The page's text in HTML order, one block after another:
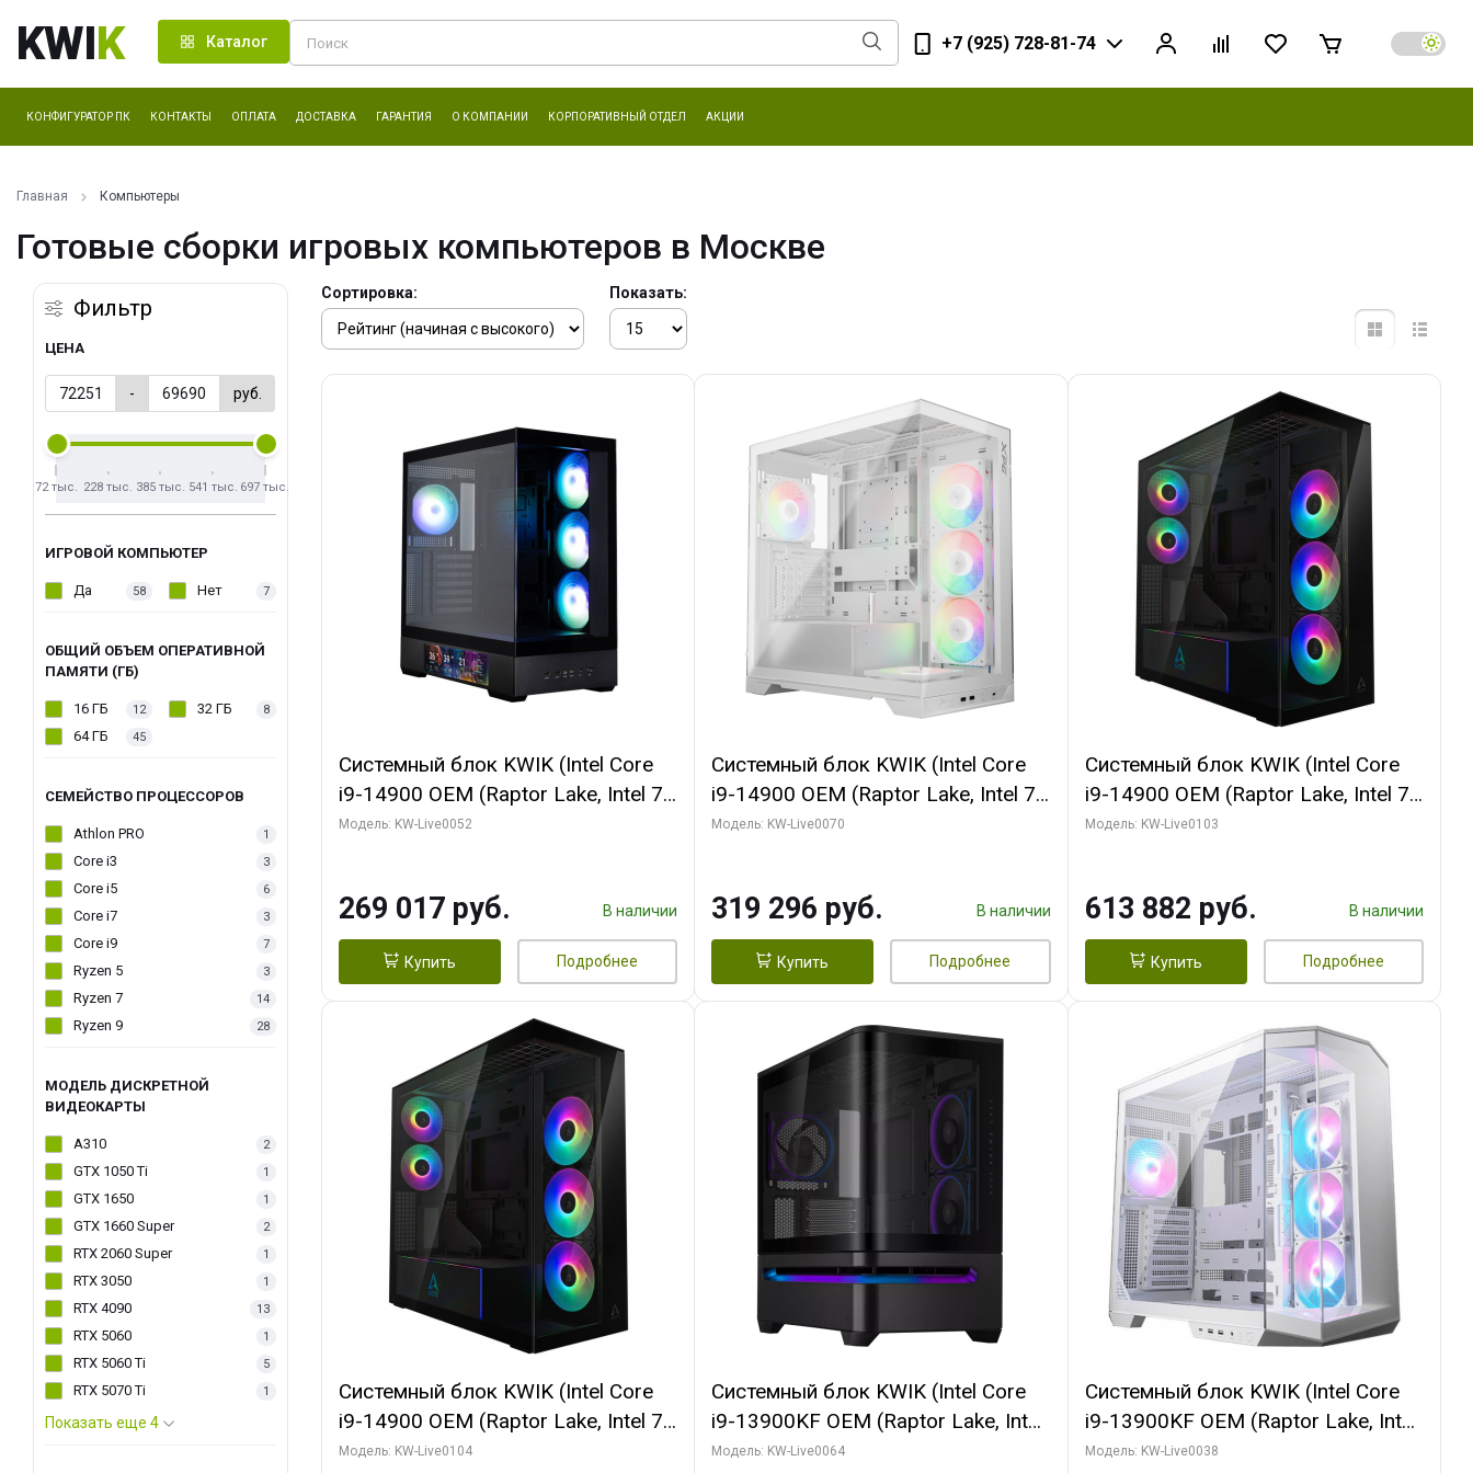
KWIK Каталог +7 (925) 728-81-74
КОНФИГУРАТОР ПК КОНТАКТЫ ОПЛАТА ДОСТАВКА ГАРАНТИЯ О КОМПАНИИ КОРПОРАТИВНЫЙ ОТДЕЛ АКЦИИ
Главная Компьютеры
Готовые сборки игровых компьютеров в Москве
Фильтр
ЦЕНА
- руб.
72 тыс. 228 тыс. 385 тыс. 541 тыс. 697 тыс.
ИГРОВОЙ КОМПЬЮТЕР
Да 58 Нет 7
ОБЩИЙ ОБЪЕМ ОПЕРАТИВНОЙ
ПАМЯТИ (ГБ)
16 ГБ 12 32 ГБ 8
64 ГБ 45
СЕМЕЙСТВО ПРОЦЕССОРОВ
Athlon PRO 1
Core i3 3
Core i5 6
Core i7 3
Core i9 7
Ryzen 5 3
Ryzen 7 14
Ryzen 9 28
МОДЕЛЬ ДИСКРЕТНОЙ
ВИДЕОКАРТЫ
A310 2
GTX 1050 Ti 1
GTX 1650 1
GTX 1660 Super 2
RTX 2060 Super 1
RTX 3050 1
RTX 4090 13
RTX 5060 1
RTX 5060 Ti 5
RTX 5070 Ti 1
Показать еще 4
Сортировка: Показать:
Системный блок KWIK (Intel Core
i9-14900 OEM (Raptor Lake, Intel 7,
C24 16EC/8PC// 64 ГБ ОЗУ (2
256bit 3xDP HD/ 512 ГБ SSD)
Модель: KW-Live0052
269 017 руб. В наличии
Купить Подробнее
Системный блок KWIK (Intel Core
i9-14900 OEM (Raptor Lake, Intel 7,
C24 16EC/8PC// 64 ГБ ОЗУ (2
GDDR7 256bit/ 960 ГБ SSD)
Модель: KW-Live0070
319 296 руб. В наличии
Купить Подробнее
Системный блок KWIK (Intel Core
i9-14900 OEM (Raptor Lake, Intel 7,
C24 16EC/8PC// 64 ГБ ОЗУ (2
Turbo/ 960 ГБ SSD)
Модель: KW-Live0103
613 882 руб. В наличии
Купить Подробнее
Системный блок KWIK (Intel Core
i9-14900 OEM (Raptor Lake, Intel 7,
C24 16EC/8PC// 64 ГБ ОЗУ (2
Модель: KW-Live0104
Системный блок KWIK (Intel Core
i9-13900KF OEM (Raptor Lake, Intel
7, C24 16EC/8P/ 64 ГБ ОЗУ (2
Модель: KW-Live0064
Системный блок KWIK (Intel Core
i9-13900KF OEM (Raptor Lake, Intel
7, C24 16EC/8P/ 32 ГБ ОЗУ (2
Модель: KW-Live0038